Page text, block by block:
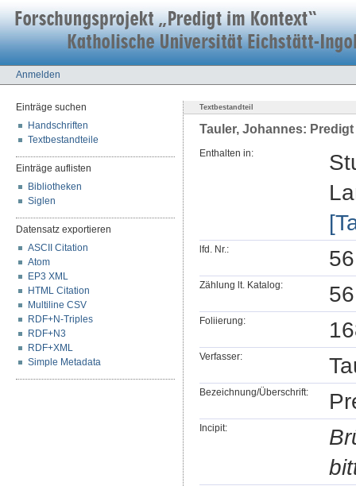
Anmelden
Einträge suchen
Handschriften
Textbestandteile
Einträge auflisten
Bibliotheken
Siglen
Datensatz exportieren
ASCII Citation
Atom
EP3 XML
HTML Citation
Multiline CSV
RDF+N-Triples
RDF+N3
RDF+XML
Simple Metadata
Textbestandteil
Tauler, Johannes: Predigt
Enthalten in:
lfd. Nr.: 56
Zählung lt. Katalog: 56
Foliierung:
Verfasser:
Bezeichnung/Überschrift:
Incipit: